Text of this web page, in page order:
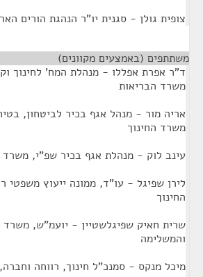
צופית גולן - סגנית יו"ר הנהגת הורים
משתתפים (באמצעים מקוונים)
ד"ר אפרת אפללו - מנהלת המח' לחינוך
משרד הבריאות
אריה מור - מנהל אגף בכיר לביטחון,
משרד החינוך
עינב לוק - מנהלת אגף בכיר שפ"י, משרד
לירן שפיגל - עו"ד, ממונה ייעוץ
החינוך
שרית חאיק שפיגלשטיין - יועמ"ש,
והמשלימה
מיכל מנקס - סמנכ"ל חינוך, רווחה